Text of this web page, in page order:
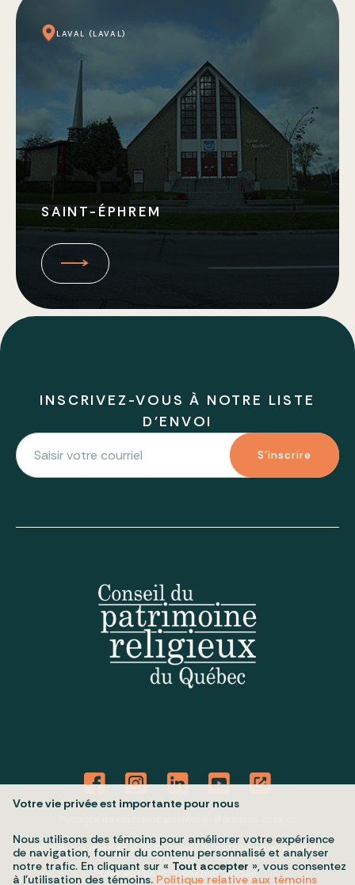
LAVAL (LAVAL)
SAINT-ÉPHREM
INSCRIVEZ-VOUS À NOTRE LISTE
D'ENVOI
S'inscrire
Tous droits réservés 2026 © Conseil du patrimoine religieux du
Québec
Conception et réalisation :Nubee
Votre vie privée est importante pour nous
Nous utilisons des témoins pour améliorer votre expérience
de navigation, fournir du contenu personnalisé et analyser
notre trafic. En cliquant sur « Tout accepter », vous consentez
à l’utilisation des témoins. Politique relative aux témoins